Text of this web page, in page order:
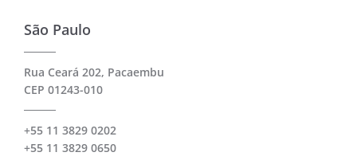
São Paulo
Rua Ceará 202, Pacaembu
CEP 01243-010
+55 11 3829 0202
+55 11 3829 0650